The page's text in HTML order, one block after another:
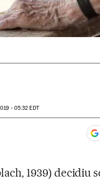
- 05:32 EDT
1939) decidiu